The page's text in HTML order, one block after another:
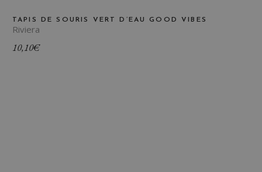
TAPIS DE SOURIS VERT D’EAU GOOD VIBES
Riviera
10,10€